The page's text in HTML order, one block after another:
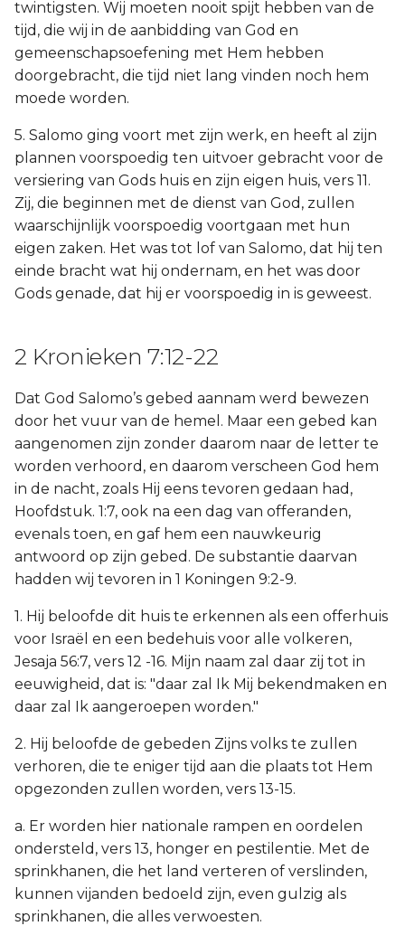
twintigsten. Wij moeten nooit spijt hebben van de
tijd, die wij in de aanbidding van God en
gemeenschapsoefening met Hem hebben
doorgebracht, die tijd niet lang vinden noch hem
moede worden.
5. Salomo ging voort met zijn werk, en heeft al zijn
plannen voorspoedig ten uitvoer gebracht voor de
versiering van Gods huis en zijn eigen huis, vers 11.
Zij, die beginnen met de dienst van God, zullen
waarschijnlijk voorspoedig voortgaan met hun
eigen zaken. Het was tot lof van Salomo, dat hij ten
einde bracht wat hij ondernam, en het was door
Gods genade, dat hij er voorspoedig in is geweest.
2 Kronieken 7:12-22
Dat God Salomo’s gebed aannam werd bewezen
door het vuur van de hemel. Maar een gebed kan
aangenomen zijn zonder daarom naar de letter te
worden verhoord, en daarom verscheen God hem
in de nacht, zoals Hij eens tevoren gedaan had,
Hoofdstuk. 1:7, ook na een dag van offeranden,
evenals toen, en gaf hem een nauwkeurig
antwoord op zijn gebed. De substantie daarvan
hadden wij tevoren in 1 Koningen 9:2-9.
1. Hij beloofde dit huis te erkennen als een offerhuis
voor Israël en een bedehuis voor alle volkeren,
Jesaja 56:7, vers 12 -16. Mijn naam zal daar zij tot in
eeuwigheid, dat is: "daar zal Ik Mij bekendmaken en
daar zal Ik aangeroepen worden."
2. Hij beloofde de gebeden Zijns volks te zullen
verhoren, die te eniger tijd aan die plaats tot Hem
opgezonden zullen worden, vers 13-15.
a. Er worden hier nationale rampen en oordelen
ondersteld, vers 13, honger en pestilentie. Met de
sprinkhanen, die het land verteren of verslinden,
kunnen vijanden bedoeld zijn, even gulzig als
sprinkhanen, die alles verwoesten.